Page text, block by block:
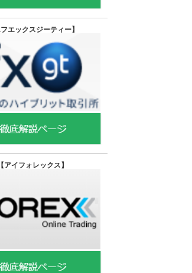
フエックスジーティー】
【アイフォレックス】